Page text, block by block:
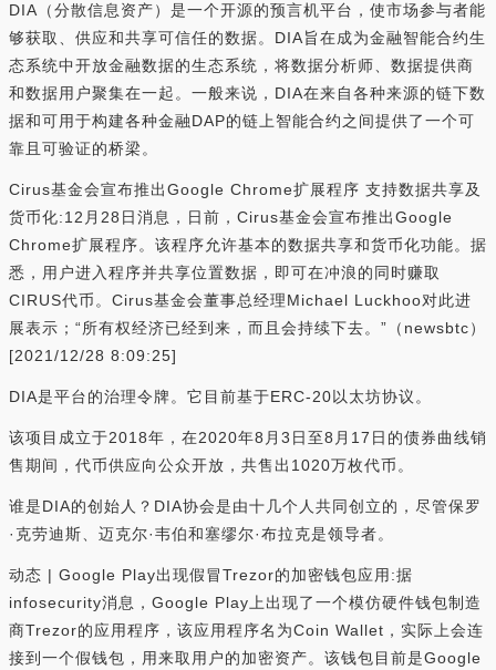
DIA（分散信息资产）是一个开源的预言机平台，使市场参与者能
够获取、供应和共享可信任的数据。DIA旨在成为金融智能合约生
态系统中开放金融数据的生态系统，将数据分析师、数据提供商
和数据用户聚集在一起。一般来说，DIA在来自各种来源的链下数
据和可用于构建各种金融DAP的链上智能合约之间提供了一个可
靠且可验证的桥梁。
Cirus基金会宣布推出Google Chrome扩展程序 支持数据共享及
货币化:12月28日消息，日前，Cirus基金会宣布推出Google
Chrome扩展程序。该程序允许基本的数据共享和货币化功能。据
悉，用户进入程序并共享位置数据，即可在冲浪的同时赚取
CIRUS代币。Cirus基金会董事总经理Michael Luckhoo对此进
展表示；“所有权经济已经到来，而且会持续下去。”（newsbtc）
[2021/12/28 8:09:25]
DIA是平台的治理令牌。它目前基于ERC-20以太坊协议。
该项目成立于2018年，在2020年8月3日至8月17日的债券曲线销
售期间，代币供应向公众开放，共售出1020万枚代币。
谁是DIA的创始人？DIA协会是由十几个人共同创立的，尽管保罗
·克劳迪斯、迈克尔·韦伯和塞缪尔·布拉克是领导者。
动态 | Google Play出现假冒Trezor的加密钱包应用:据
infosecurity消息，Google Play上出现了一个模仿硬件钱包制造
商Trezor的应用程序，该应用程序名为Coin Wallet，实际上会连
接到一个假钱包，用来取用户的加密资产。该钱包目前是Google